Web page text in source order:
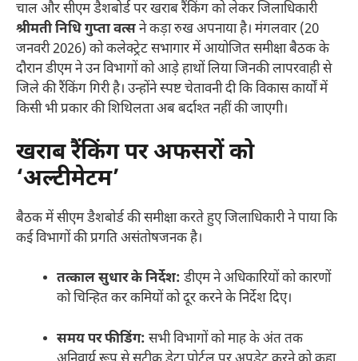
चाल और सीएम डैशबोर्ड पर खराब रैंकिंग को लेकर जिलाधिकारी
श्रीमती निधि गुप्ता वत्सने कड़ा रुख अपनाया है। मंगलवार (20
जनवरी 2026) को कलेक्ट्रेट सभागार में आयोजित समीक्षा बैठक के
दौरान डीएम ने उन विभागों को आड़े हाथों लिया जिनकी लापरवाही से
जिले की रैंकिंग गिरी है। उन्होंने स्पष्ट चेतावनी दी कि विकास कार्यों में
किसी भी प्रकार की शिथिलता अब बर्दाश्त नहीं की जाएगी।
खराब रैंकिंग पर अफसरों को
‘अल्टीमेटम’
बैठक में सीएम डैशबोर्ड की समीक्षा करते हुए जिलाधिकारी ने पाया कि
कई विभागों की प्रगति असंतोषजनक है।
तत्काल सुधार के निर्देश: डीएम ने अधिकारियों को कारणों
को चिन्हित कर कमियों को दूर करने के निर्देश दिए।
समय पर फीडिंग: सभी विभागों को माह के अंत तक